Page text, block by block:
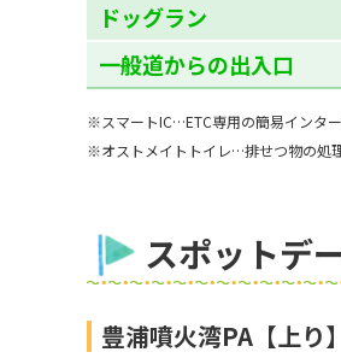
ドッグラン
一般道からの出入口
※スマートIC…ETC専用の簡易インタ
※オストメイトトイレ…排せつ物の処
スポットデ
豊浦噴火湾PA【上り